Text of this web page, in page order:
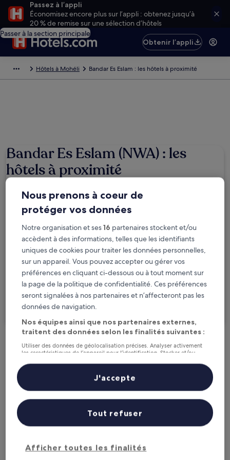
Passez à l’appli
Économisez encore plus sur l’appli : obtenez jusqu’à
20 % de remise sur une sélection d’hôtels
Passer à la section principale
Obtenir l’appli
Hôtels à Mohéli Bandar Es Eslam : les hôtels à proximité
Bandar Es Eslam (NWA) : les
hôtels à proximité
Où allez-vous ?
Mohéli, Comores (NWA-Bandar Es Eslam)
Dates
jeu. 20 août - ven. 21 août
Voyageurs
2 personnes, 1 chambre
Je voyage pour affaires
Rechercher
Options d’annulation gratuite en cas de
changement de programme
Gagnez des récompenses pour chaque
nuit séjournée
Économisez plus grâce aux Prix membres
Nous prenons à coeur de
protéger vos données
Notre organisation et ses16 partenaires stockent et/ou
accèdent à des informations, telles que les identifiants
uniques de cookies pour traiter les données personnelles,
sur un appareil. Vous pouvez accepter ou gérer vos
préférences en cliquant ci-dessous ou à tout moment sur
la page de la politique de confidentialité. Ces préférences
seront signalées à nos partenaires et n’affecteront pas les
données de navigation.
Nos équipes ainsi que nos partenaires externes,
traitent des données selon les finalités suivantes :
Utiliser des données de géolocalisation précises. Analyser activement
les caractéristiques de l’appareil pour l’identification. Stocker et/ou
personnalisés, mesure de performance des publicités et du contenu,
études d’audience et développement de services.
Liste de nos partenaires (fournisseurs)
Afficher toutes les finalités
Tout refuser
J'accepte